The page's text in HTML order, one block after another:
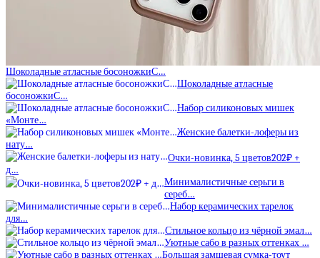
Шоколадные атласные босоножкиС…
Шоколадные атласные
босоножкиС…
Набор силиконовых мишек
«Монте…
Женские балетки-лоферы из
нату…
Очки-новинка, 5 цветов202₽ +
д…
Минималистичные серьги в
сереб…
Набор керамических тарелок
для…
Стильное кольцо из чёрной эмал…
Уютные сабо в разных оттенках …
Большая замшевая сумка-тоут